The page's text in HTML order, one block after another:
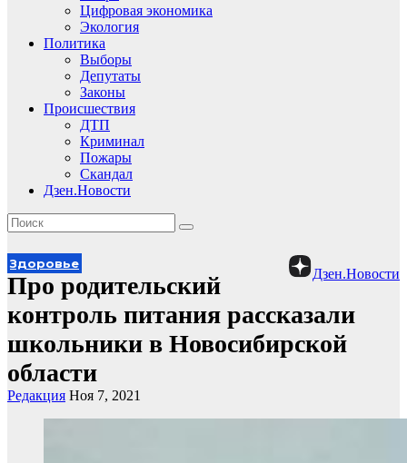
Цифровая экономика
Экология
Политика
Выборы
Депутаты
Законы
Происшествия
ДТП
Криминал
Пожары
Скандал
Дзен.Новости
Дзен.Новости
Здоровье
Про родительский
контроль питания рассказали
школьники в Новосибирской
области
Редакция Ноя 7, 2021